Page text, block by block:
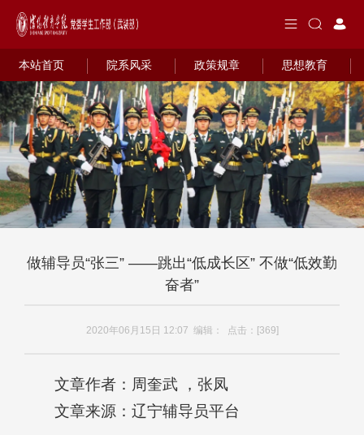
本站首页 院系风采 政策规章 思想教育
做辅导员“张三” ——跳出“低成长区” 不做“低效勤
奋者”
2020年06月15日 12:07 编辑： 点击：[369]
文章作者：周奎武 ，张凤
文章来源：辽宁辅导员平台